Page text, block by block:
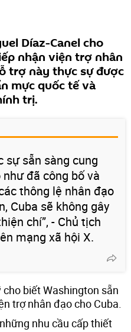
Díaz-Canel cho
nhận viện trợ nhân
trợ này thực sự được
mực quốc tế và
trị.
sự sẵn sàng cung
đã công bố và
thông lệ nhân đạo
Cuba sẽ không gây
chí”, - Chủ tịch
mạng xã hội X.
biết Washington sẵn
trợ nhân đạo cho Cuba.
, những nhu cầu cấp thiết